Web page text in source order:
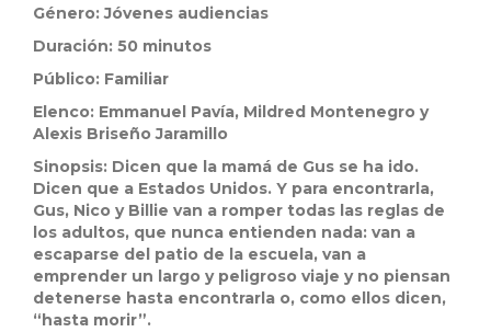
Género: Jóvenes audiencias
Duración: 50 minutos
Público: Familiar
Elenco: Emmanuel Pavía, Mildred Montenegro y
Alexis Briseño Jaramillo
Sinopsis: Dicen que la mamá de Gus se ha ido.
Dicen que a Estados Unidos. Y para encontrarla,
Gus, Nico y Billie van a romper todas las reglas de
los adultos, que nunca entienden nada: van a
escaparse del patio de la escuela, van a
emprender un largo y peligroso viaje y no piensan
detenerse hasta encontrarla o, como ellos dicen,
“hasta morir”.